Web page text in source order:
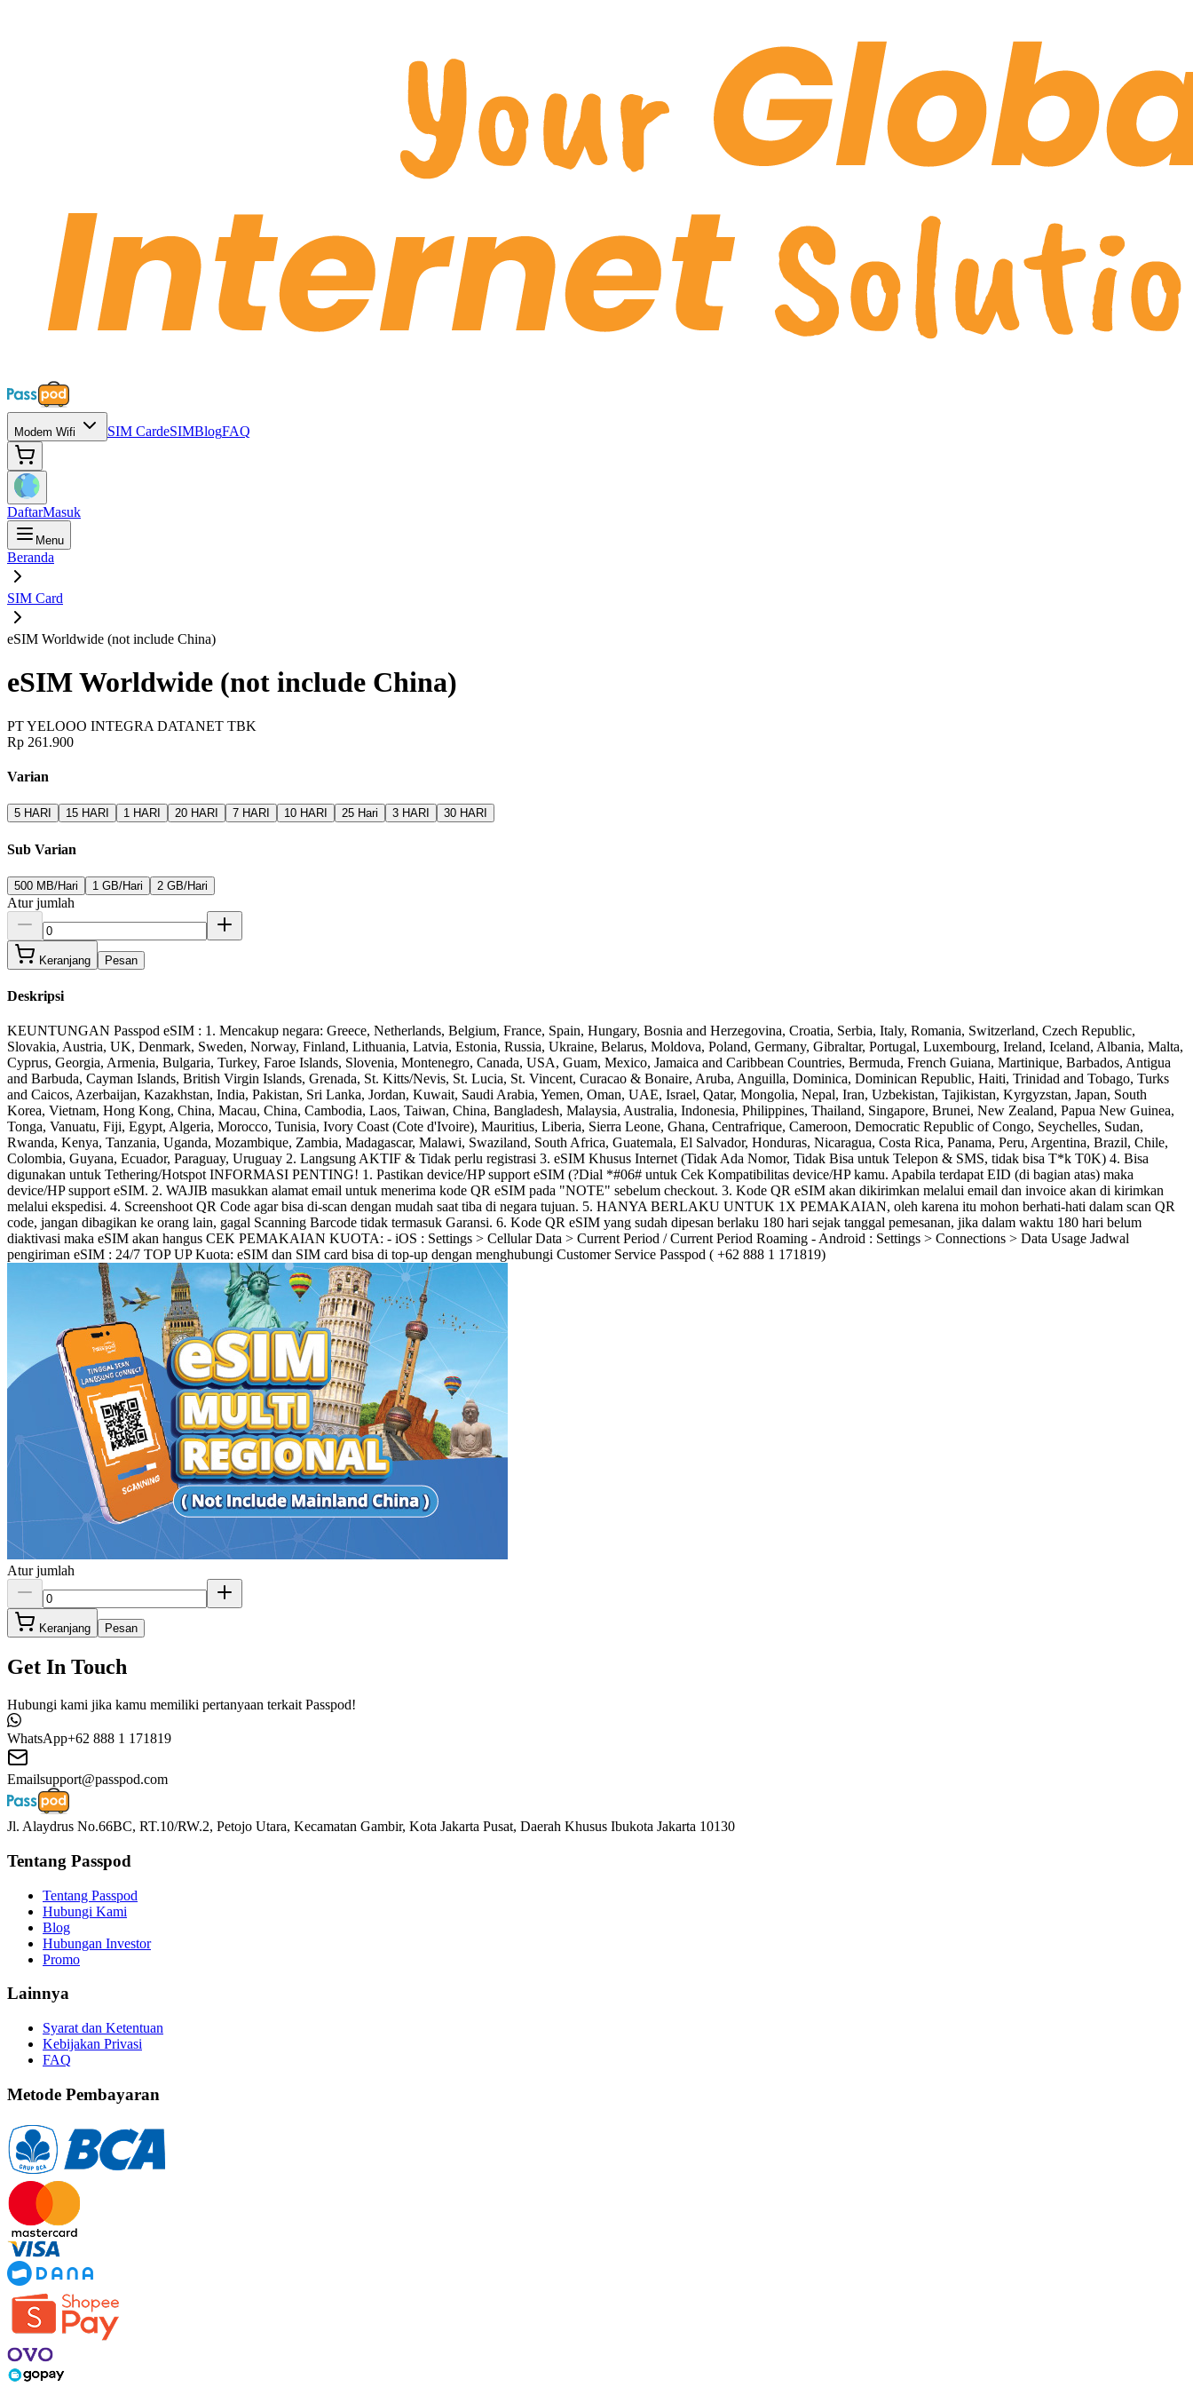
Modem Wifi SIM CardeSIMBlogFAQ
DaftarMasuk
Menu
Beranda
SIM Card
eSIM Worldwide (not include China)
eSIM Worldwide (not include China)
PT YELOOO INTEGRA DATANET TBK
Rp 261.900
Varian
5 HARI 15 HARI 1 HARI 20 HARI 7 HARI 10 HARI 25 Hari 3 HARI 30 HARI
Sub Varian
500 MB/Hari 1 GB/Hari 2 GB/Hari
Atur jumlah
Keranjang Pesan
Deskripsi
KEUNTUNGAN Passpod eSIM : 1. Mencakup negara: Greece, Netherlands, Belgium, France, Spain, Hungary, Bosnia and Herzegovina, Croatia, Serbia, Italy, Romania, Switzerland, Czech Republic,
Slovakia, Austria, UK, Denmark, Sweden, Norway, Finland, Lithuania, Latvia, Estonia, Russia, Ukraine, Belarus, Moldova, Poland, Germany, Gibraltar, Portugal, Luxembourg, Ireland, Iceland, Albania, Malta,
Cyprus, Georgia, Armenia, Bulgaria, Turkey, Faroe Islands, Slovenia, Montenegro, Canada, USA, Guam, Mexico, Jamaica and Caribbean Countries, Bermuda, French Guiana, Martinique, Barbados, Antigua
and Barbuda, Cayman Islands, British Virgin Islands, Grenada, St. Kitts/Nevis, St. Lucia, St. Vincent, Curacao & Bonaire, Aruba, Anguilla, Dominica, Dominican Republic, Haiti, Trinidad and Tobago, Turks
and Caicos, Azerbaijan, Kazakhstan, India, Pakistan, Sri Lanka, Jordan, Kuwait, Saudi Arabia, Yemen, Oman, UAE, Israel, Qatar, Mongolia, Nepal, Iran, Uzbekistan, Tajikistan, Kyrgyzstan, Japan, South
Korea, Vietnam, Hong Kong, China, Macau, China, Cambodia, Laos, Taiwan, China, Bangladesh, Malaysia, Australia, Indonesia, Philippines, Thailand, Singapore, Brunei, New Zealand, Papua New Guinea,
Tonga, Vanuatu, Fiji, Egypt, Algeria, Morocco, Tunisia, Ivory Coast (Cote d'Ivoire), Mauritius, Liberia, Sierra Leone, Ghana, Centrafrique, Cameroon, Democratic Republic of Congo, Seychelles, Sudan,
Rwanda, Kenya, Tanzania, Uganda, Mozambique, Zambia, Madagascar, Malawi, Swaziland, South Africa, Guatemala, El Salvador, Honduras, Nicaragua, Costa Rica, Panama, Peru, Argentina, Brazil, Chile,
Colombia, Guyana, Ecuador, Paraguay, Uruguay 2. Langsung AKTIF & Tidak perlu registrasi 3. eSIM Khusus Internet (Tidak Ada Nomor, Tidak Bisa untuk Telepon & SMS, tidak bisa T*k T0K) 4. Bisa
digunakan untuk Tethering/Hotspot INFORMASI PENTING! 1. Pastikan device/HP support eSIM (?Dial *#06# untuk Cek Kompatibilitas device/HP kamu. Apabila terdapat EID (di bagian atas) maka
device/HP support eSIM. 2. WAJIB masukkan alamat email untuk menerima kode QR eSIM pada "NOTE" sebelum checkout. 3. Kode QR eSIM akan dikirimkan melalui email dan invoice akan di kirimkan
melalui ekspedisi. 4. Screenshoot QR Code agar bisa di-scan dengan mudah saat tiba di negara tujuan. 5. HANYA BERLAKU UNTUK 1X PEMAKAIAN, oleh karena itu mohon berhati-hati dalam scan QR
code, jangan dibagikan ke orang lain, gagal Scanning Barcode tidak termasuk Garansi. 6. Kode QR eSIM yang sudah dipesan berlaku 180 hari sejak tanggal pemesanan, jika dalam waktu 180 hari belum
diaktivasi maka eSIM akan hangus CEK PEMAKAIAN KUOTA: - iOS : Settings > Cellular Data > Current Period / Current Period Roaming - Android : Settings > Connections > Data Usage Jadwal
pengiriman eSIM : 24/7 TOP UP Kuota: eSIM dan SIM card bisa di top-up dengan menghubungi Customer Service Passpod ( +62 888 1 171819)
Atur jumlah
Keranjang Pesan
Get In Touch
Hubungi kami jika kamu memiliki pertanyaan terkait Passpod!
WhatsApp+62 888 1 171819
Emailsupport@passpod.com
Jl. Alaydrus No.66BC, RT.10/RW.2, Petojo Utara, Kecamatan Gambir, Kota Jakarta Pusat, Daerah Khusus Ibukota Jakarta 10130
Tentang Passpod
Tentang Passpod
Hubungi Kami
Blog
Hubungan Investor
Promo
Lainnya
Syarat dan Ketentuan
Kebijakan Privasi
FAQ
Metode Pembayaran